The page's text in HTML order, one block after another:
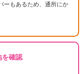
ーもあるため、通所にか
を確認